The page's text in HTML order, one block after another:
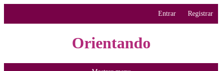
Entrar Registrar
Orientando